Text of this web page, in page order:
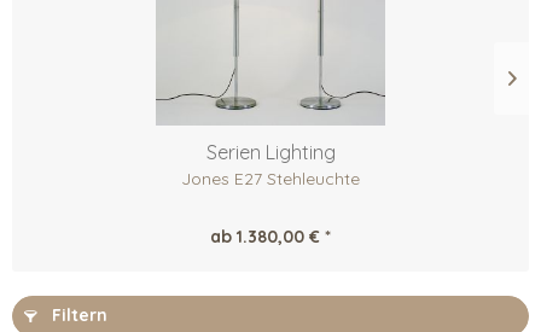
Serien Lighting
Jones E27 Stehleuchte
ab 1.380,00 € *
Filtern